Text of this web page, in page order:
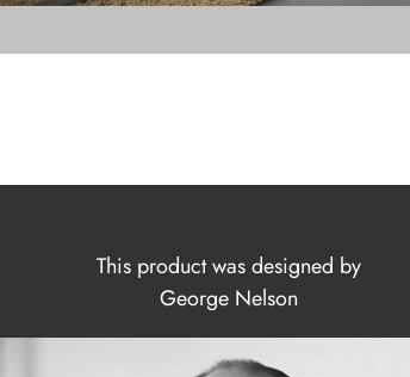
This product was designed by
George Nelson